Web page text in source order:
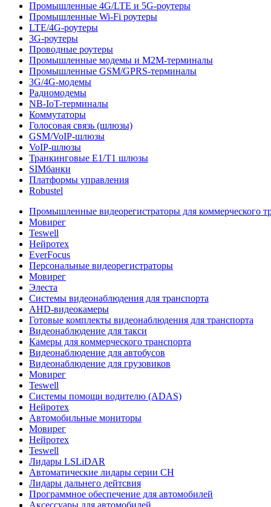
Промышленные 4G/LTE и 5G-роутеры
Промышленные Wi-Fi роутеры
LTE/4G-роутеры
3G-роутеры
Проводные роутеры
Промышленные модемы и M2M-терминалы
Промышленные GSM/GPRS-терминалы
3G/4G-модемы
Радиомодемы
NB-IoT-терминалы
Коммутаторы
Голосовая связь (шлюзы)
GSM/VoIP-шлюзы
VoIP-шлюзы
Транкинговые E1/T1 шлюзы
SIMбанки
Платформы управления
Robustel
Промышленные видеорегистраторы для коммерческого
Мовирег
Teswell
Нейротех
EverFocus
Персональные видеорегистраторы
Мовирег
Элеста
Системы видеонаблюдения для транспорта
AHD-видеокамеры
Готовые комплекты видеонаблюдения для транспорта
Видеонаблюдение для такси
Камеры для коммерческого транспорта
Видеонаблюдение для автобусов
Видеонаблюдение для грузовиков
Мовирег
Teswell
Системы помощи водителю (ADAS)
Нейротех
Автомобильные мониторы
Мовирег
Нейротех
Teswell
Лидары LSLiDAR
Автоматические лидары серии CH
Лидары дальнего дейтсвия
Программное обеспечение для автомобилей